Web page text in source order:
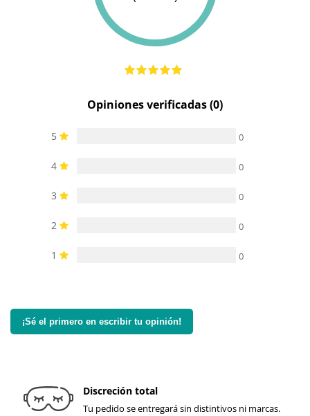
Opiniones verificadas (0)
5 0
4 0
3 0
2 0
1 0
¡Sé el primero en escribir tu opinión!
Discreción total
Tu pedido se entregará sin distintivos ni marcas.